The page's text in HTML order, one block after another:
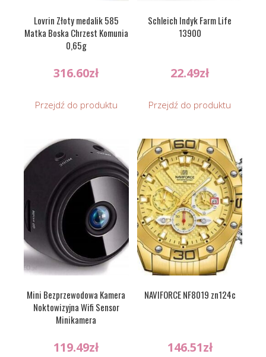
Lovrin Złoty medalik 585
Matka Boska Chrzest Komunia
0,65g
316.60zł
Przejdź do produktu
Schleich Indyk Farm Life
13900
22.49zł
Przejdź do produktu
Mini Bezprzewodowa Kamera
Noktowizyjna Wifi Sensor
Minikamera
119.49zł
NAVIFORCE NF8019 zn124c
146.51zł